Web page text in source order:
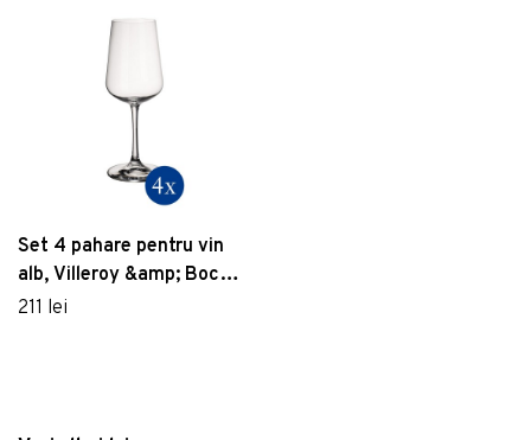
Set 4 pahare pentru vin
alb, Villeroy &amp; Boch,
Ovid, 380 ml, sticla cristal
211 lei